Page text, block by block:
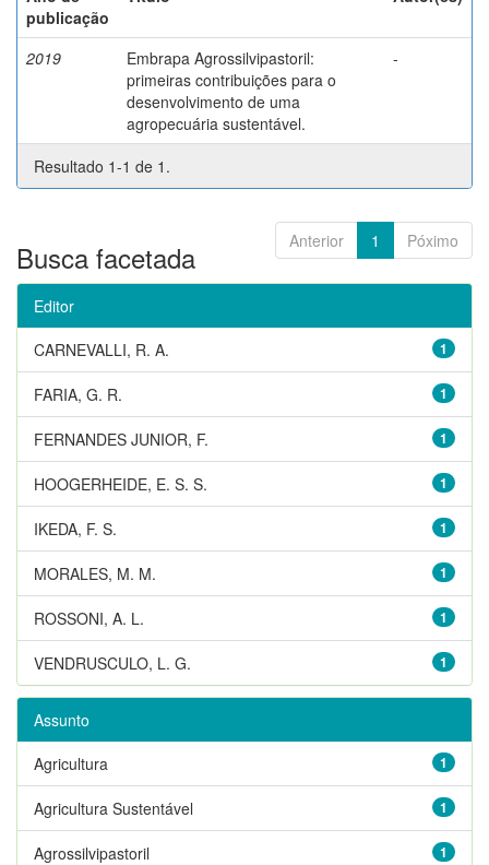
publicação
2019
Embrapa Agrossilvipastoril:
primeiras contribuições para o
desenvolvimento de uma
agropecuária sustentável.
-
Resultado 1-1 de 1.
Anterior 1 Póximo
Busca facetada
Editor
1
CARNEVALLI, R. A.
1
FARIA, G. R.
1
FERNANDES JUNIOR, F.
1
HOOGERHEIDE, E. S. S.
1
IKEDA, F. S.
1
MORALES, M. M.
1
ROSSONI, A. L.
1
VENDRUSCULO, L. G.
Assunto
1
Agricultura
1
Agricultura Sustentável
1
Agrossilvipastoril